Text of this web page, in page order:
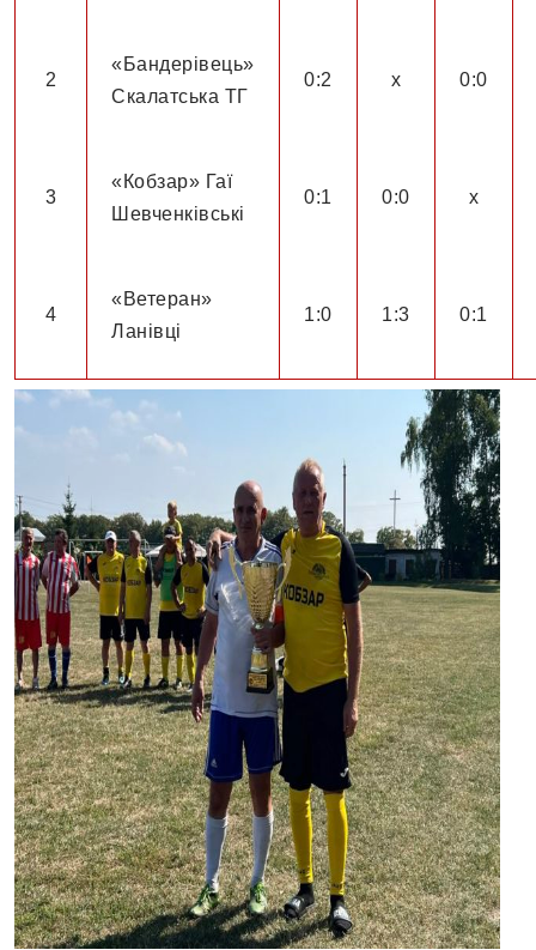
2
«Бандерівець»
Скалатська ТГ
0:2 х 0:0
3
«Кобзар» Гаї
Шевченківські
0:1 0:0 х
4
«Ветеран»
Ланівці
1:0 1:3 0:1